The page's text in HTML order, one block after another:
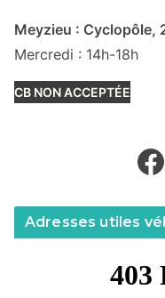
Meyzieu : Cyclopôle,
Mercredi : 14h-18h
CB NON ACCEPTÉE
Facebook
Adresses utiles